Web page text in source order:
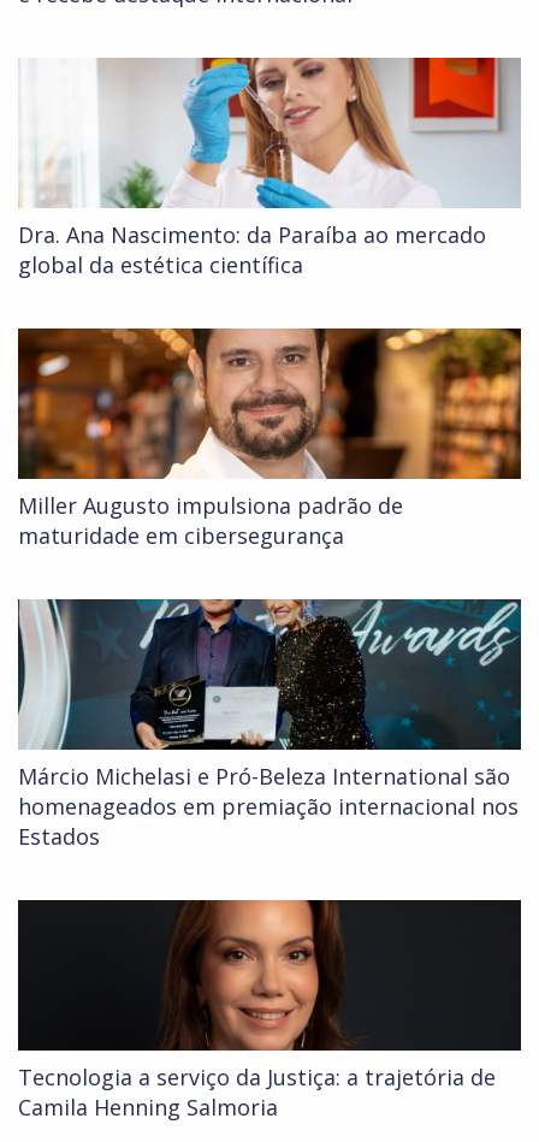
Dra. Ana Nascimento: da Paraíba ao mercado
global da estética científica
Miller Augusto impulsiona padrão de
maturidade em cibersegurança
Márcio Michelasi e Pró-Beleza International são
homenageados em premiação internacional nos
Estados
Tecnologia a serviço da Justiça: a trajetória de
Camila Henning Salmoria